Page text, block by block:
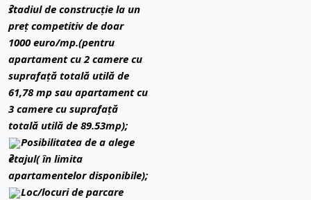
stadiul de construcție la un
preț competitiv de doar
1000 euro/mp.(pentru
apartament cu 2 camere cu
suprafață totală utilă de
61,78 mp sau apartament cu
3 camere cu suprafață
totală utilă de 89.53mp);
Posibilitatea de a alege
etajul( în limita
apartamentelor disponibile);
Loc/locuri de parcare